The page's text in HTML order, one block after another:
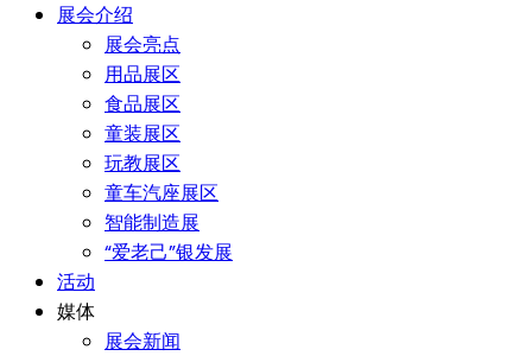
展会介绍
展会亮点
用品展区
食品展区
童装展区
玩教展区
童车汽座展区
智能制造展
“爱老己”银发展
活动
媒体
展会新闻